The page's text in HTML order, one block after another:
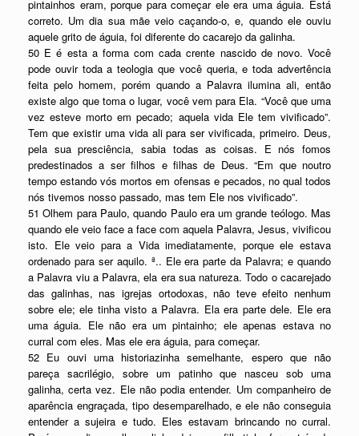
pintainhos eram, porque para começar ele era uma águia. Está
correto. Um dia sua mãe veio caçando-o, e, quando ele ouviu
aquele grito de águia, foi diferente do cacarejo da galinha.
50 E é esta a forma com cada crente nascido de novo. Você
pode ouvir toda a teologia que você queria, e toda advertência
feita pelo homem, porém quando a Palavra ilumina ali, então
existe algo que toma o lugar, você vem para Ela. “Você que uma
vez esteve morto em pecado; aquela vida Ele tem vivificado”.
Tem que existir uma vida ali para ser vivificada, primeiro. Deus,
pela sua presciência, sabia todas as coisas. E nós fomos
predestinados a ser filhos e filhas de Deus. “Em que noutro
tempo estando vós mortos em ofensas e pecados, no qual todos
nós tivemos nosso passado, mas tem Ele nos vivificado”.
51 Olhem para Paulo, quando Paulo era um grande teólogo. Mas
quando ele veio face a face com aquela Palavra, Jesus, vivificou
isto. Ele veio para a Vida imediatamente, porque ele estava
ordenado para ser aquilo. ª.. Ele era parte da Palavra; e quando
a Palavra viu a Palavra, ela era sua natureza. Todo o cacarejado
das galinhas, nas igrejas ortodoxas, não teve efeito nenhum
sobre ele; ele tinha visto a Palavra. Ela era parte dele. Ele era
uma águia. Ele não era um pintainho; ele apenas estava no
curral com eles. Mas ele era águia, para começar.
52 Eu ouvi uma historiazinha semelhante, espero que não
pareça sacrilégio, sobre um patinho que nasceu sob uma
galinha, certa vez. Ele não podia entender. Um companheiro de
aparência engraçada, tipo desemparelhado, e ele não conseguia
entender a sujeira e tudo. Eles estavam brincando no curral.